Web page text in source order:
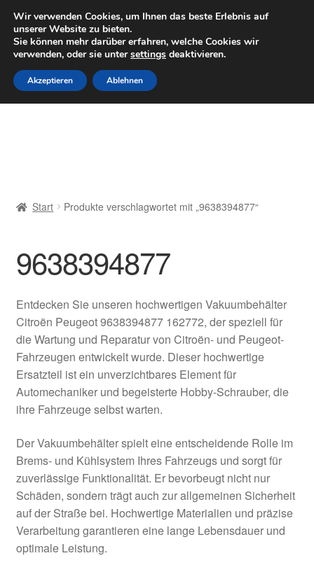
LIEFERUNG ab 6 EUR
Mo–Fr 9–16 Uhr · 0175 7465658
Zur
Navigation
springen
Zum
Inhalt
springen
Datenschutz-Bestimmungen
Impressum
Kasse
Kontakt
Lieferung
Mein Konto
Über uns
Warenkorb
Start Produkte verschlagwortet mit „9638394877“
9638394877
Entdecken Sie unseren hochwertigen Vakuumbehälter
Citroën Peugeot 9638394877 162772, der speziell für
die Wartung und Reparatur von Citroën- und Peugeot-
Fahrzeugen entwickelt wurde. Dieser hochwertige
Ersatzteil ist ein unverzichtbares Element für
Automechaniker und begeisterte Hobby-Schrauber, die
ihre Fahrzeuge selbst warten.
Der Vakuumbehälter spielt eine entscheidende Rolle im
Brems- und Kühlsystem Ihres Fahrzeugs und sorgt für
zuverlässige Funktionalität. Er bevorbeugt nicht nur
Schäden, sondern trägt auch zur allgemeinen Sicherheit
auf der Straße bei. Hochwertige Materialien und präzise
Verarbeitung garantieren eine lange Lebensdauer und
optimale Leistung.
Wir verwenden Cookies, um Ihnen das beste Erlebnis auf
unserer Website zu bieten.
Sie können mehr darüber erfahren, welche Cookies wir
verwenden, oder sie untersettings deaktivieren.
Akzeptieren Ablehnen